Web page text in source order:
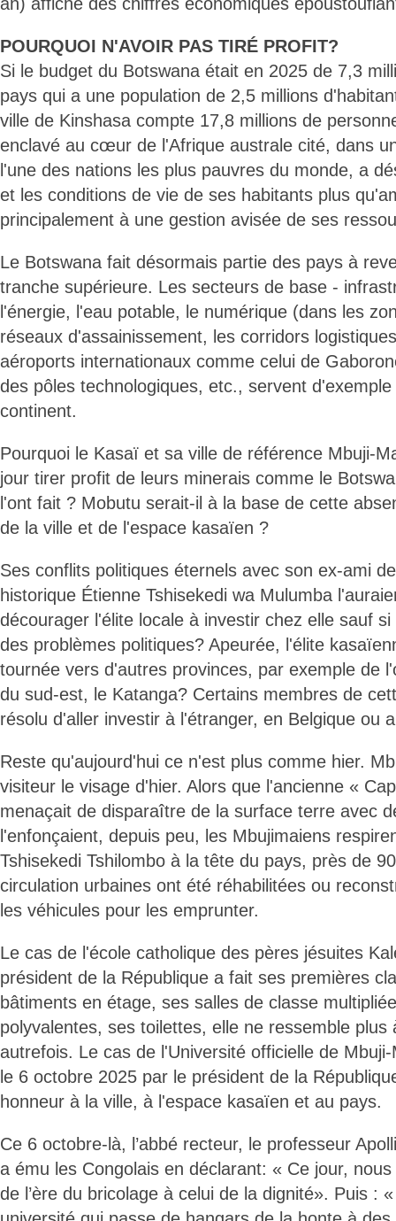
POURQUOI N'AVOIR PAS TIRÉ PROFIT?
Si le budget du Botswana était en 2025 de 7,3
pays qui a une population de 2,5 millions
ville de Kinshasa compte 17,8 millions de
enclavé au cœur de l'Afrique australe cité, dans
l'une des nations les plus pauvres du monde, a
et les conditions de vie de ses habitants plus
principalement à une gestion avisée de ses
Le Botswana fait désormais partie des pays à
tranche supérieure. Les secteurs de base -
l'énergie, l'eau potable, le numérique (dans les
réseaux d'assainissement, les corridors
aéroports internationaux comme celui de
des pôles technologiques, etc., servent
continent.
Pourquoi le Kasaï et sa ville de référence Mbuji-
jour tirer profit de leurs minerais comme le
l'ont fait ? Mobutu serait-il à la base de cette
de la ville et de l'espace kasaïen ?
Ses conflits politiques éternels avec son ex-ami
historique Étienne Tshisekedi wa Mulumba
décourager l'élite locale à investir chez elle sauf
des problèmes politiques? Apeurée, l'élite
tournée vers d'autres provinces, par exemple de
du sud-est, le Katanga? Certains membres de
résolu d'aller investir à l'étranger, en Belgique ou
Reste qu'aujourd'hui ce n'est plus comme hier.
visiteur le visage d'hier. Alors que l'ancienne «
menaçait de disparaître de la surface terre avec
l'enfonçaient, depuis peu, les Mbujimaiens
Tshisekedi Tshilombo à la tête du pays, près de
circulation urbaines ont été réhabilitées ou
les véhicules pour les emprunter.
Le cas de l'école catholique des pères jésuites
président de la République a fait ses premières
bâtiments en étage, ses salles de classe
polyvalentes, ses toilettes, elle ne ressemble plus
autrefois. Le cas de l'Université officielle de
le 6 octobre 2025 par le président de la
honneur à la ville, à l'espace kasaïen et au pays.
Ce 6 octobre-là, l’abbé recteur, le professeur
a ému les Congolais en déclarant: « Ce jour,
de l’ère du bricolage à celui de la dignité». Puis :